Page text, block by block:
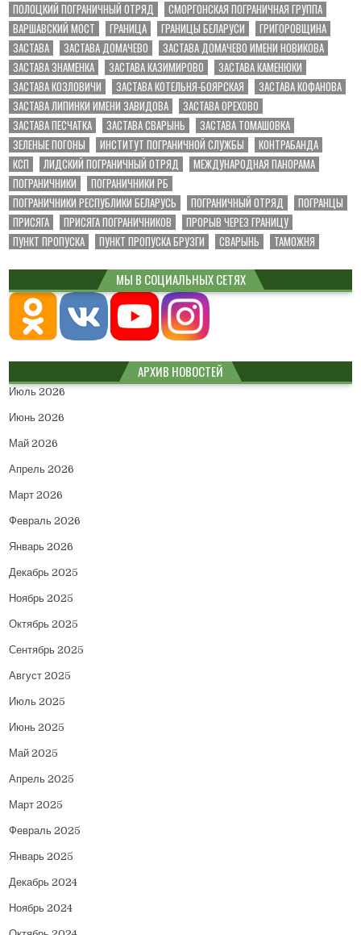
ПОЛОЦКИЙ ПОГРАНИЧНЫЙ ОТРЯД
СМОРГОНСКАЯ ПОГРАНИЧНАЯ ГРУППА
ВАРШАВСКИЙ МОСТ
ГРАНИЦА ГРАНИЦЫ БЕЛАРУСИ
ГРИГОРОВЩИНА
ЗАСТАВА
ЗАСТАВА ДОМАЧЕВО
ЗАСТАВА ДОМАЧЕВО ИМЕНИ НОВИКОВА
ЗАСТАВА ЗНАМЕНКА
ЗАСТАВА КАЗИМИРОВО
ЗАСТАВА КАМЕНЮКИ
ЗАСТАВА КОЗЛОВИЧИ
ЗАСТАВА КОТЕЛЬНЯ-БОЯРСКАЯ
ЗАСТАВА КОФАНОВА
ЗАСТАВА ЛИПИНКИ ИМЕНИ ЗАВИДОВА
ЗАСТАВА ОРЕХОВО
ЗАСТАВА ПЕСЧАТКА
ЗАСТАВА СВАРЫНЬ
ЗАСТАВА ТОМАШОВКА
ЗЕЛЕНЫЕ ПОГОНЫ
ИНСТИТУТ ПОГРАНИЧНОЙ СЛУЖБЫ
КОНТРАБАНДА
КСП
ЛИДСКИЙ ПОГРАНИЧНЫЙ ОТРЯД
МЕЖДУНАРОДНАЯ ПАНОРАМА
ПОГРАНИЧНИКИ
ПОГРАНИЧНИКИ РБ
ПОГРАНИЧНИКИ РЕСПУБЛИКИ БЕЛАРУСЬ
ПОГРАНИЧНЫЙ ОТРЯД
ПОГРАНЦЫ
ПРИСЯГА
ПРИСЯГА ПОГРАНИЧНИКОВ
ПРОРЫВ ЧЕРЕЗ ГРАНИЦУ
ПУНКТ ПРОПУСКА
ПУНКТ ПРОПУСКА БРУЗГИ СВАРЫНЬ ТАМОЖНЯ
МЫ В СОЦИАЛЬНЫХ СЕТЯХ
АРХИВ НОВОСТЕЙ
Июль 2026
Июнь 2026
Май 2026
Апрель 2026
Март 2026
Февраль 2026
Январь 2026
Декабрь 2025
Ноябрь 2025
Октябрь 2025
Сентябрь 2025
Август 2025
Июль 2025
Июнь 2025
Май 2025
Апрель 2025
Март 2025
Февраль 2025
Январь 2025
Декабрь 2024
Ноябрь 2024